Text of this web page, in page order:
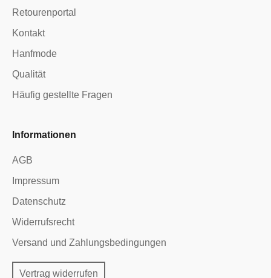
Retourenportal
Kontakt
Hanfmode
Qualität
Häufig gestellte Fragen
Informationen
AGB
Impressum
Datenschutz
Widerrufsrecht
Versand und Zahlungsbedingungen
Vertrag widerrufen